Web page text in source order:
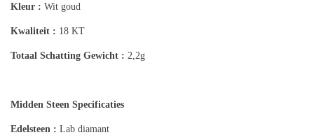
Kleur : Wit goud
Kwaliteit : 18 KT
Totaal Schatting Gewicht : 2,2g
Midden Steen Specificaties
Edelsteen : Lab diamant